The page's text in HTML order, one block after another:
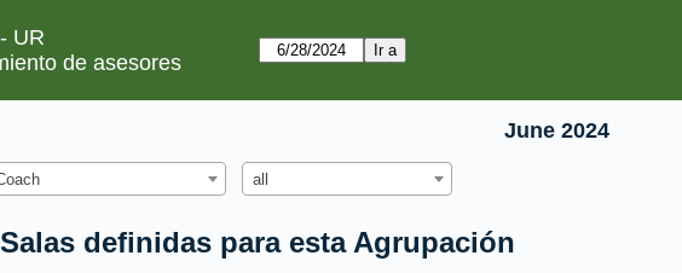
UR
de asesores
June 2024
all
definidas para esta Agrupación